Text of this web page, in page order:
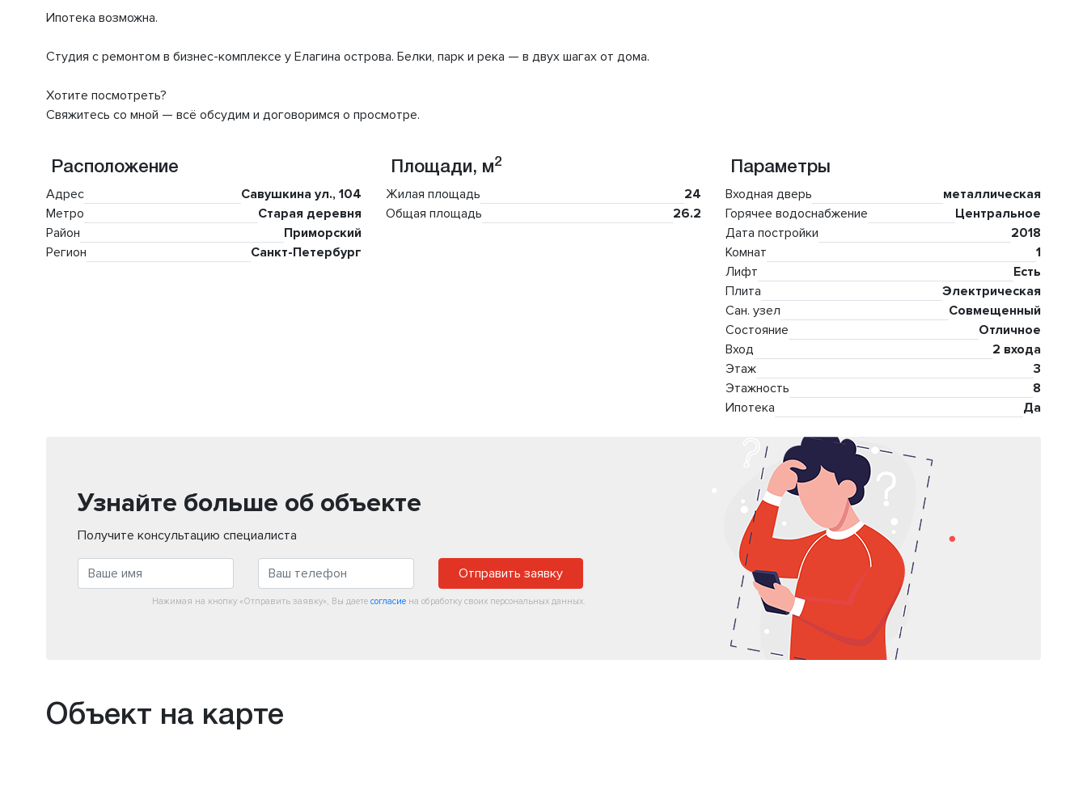
Ипотека возможна.
Студия с ремонтом в бизнес-комплексе у Елагина острова. Белки, парк и река — в двух шагах от дома.
Хотите посмотреть?
Свяжитесь со мной — всё обсудим и договоримся о просмотре.
Расположение
Адрес
Савушкина ул., 104
Метро
Старая деревня
Район
Приморский
Регион
Санкт-Петербург
Площади, м2
Жилая площадь
24
Общая площадь
26.2
Параметры
Входная дверь
металлическая
Горячее водоснабжение
Центральное
Дата постройки
2018
Комнат
1
Лифт
Есть
Плита
Электрическая
Сан. узел
Совмещенный
Состояние
Отличное
Вход
2 входа
Этаж
3
Этажность
8
Ипотека
Да
Узнайте больше об объекте
Получите консультацию специалиста
Отправить заявку
Нажимая на кнопку «Отправить заявку», Вы даете согласиена обработку своих персональных данных.
Объект на карте